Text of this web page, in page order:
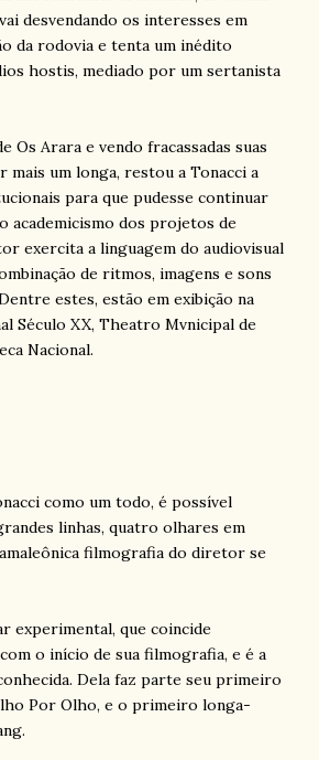
desvendando os interesses em
da rodovia e tenta um inédito
hostis, mediado por um sertanista
Os Arara e vendo fracassadas suas
um longa, restou a Tonacci a
para que pudesse continuar
academicismo dos projetos de
exercita a linguagem do audiovisual
de ritmos, imagens e sons
estes, estão em exibição na
Século XX, Theatro Mvnicipal de
Nacional.
como um todo, é possível
linhas, quatro olhares em
filmografia do diretor se
experimental, que coincide
o início de sua filmografia, e é a
Dela faz parte seu primeiro
Por Olho, e o primeiro longa-